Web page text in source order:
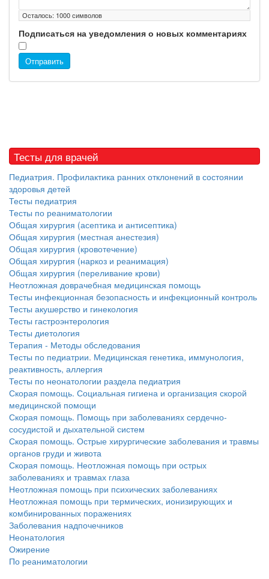
Осталось: 1000символов
Подписаться на уведомления о новых комментариях
Отправить
Тесты для врачей
Педиатрия. Профилактика ранних отклонений в состоянии
здоровья детей
Тесты педиатрия
Тесты по реаниматологии
Общая хирургия (асептика и антисептика)
Общая хирургия (местная анестезия)
Общая хирургия (кровотечение)
Общая хирургия (наркоз и реанимация)
Общая хирургия (переливание крови)
Неотложная доврачебная медицинская помощь
Тесты инфекционная безопасность и инфекционный контроль
Тесты акушерство и гинекология
Тесты гастроэнтерология
Тесты диетология
Терапия - Методы обследования
Тесты по педиатрии. Медицинская генетика, иммунология,
реактивность, аллергия
Тесты по неонатологии раздела педиатрия
Скорая помощь. Социальная гигиена и организация скорой
медицинской помощи
Скорая помощь. Помощь при заболеваниях сердечно-
сосудистой и дыхательной систем
Скорая помощь. Острые хирургические заболевания и травмы
органов груди и живота
Скорая помощь. Неотложная помощь при острых
заболеваниях и травмах глаза
Неотложная помощь при психических заболеваниях
Неотложная помощь при термических, ионизирующих и
комбинированных поражениях
Заболевания надпочечников
Неонатология
Ожирение
По реаниматологии